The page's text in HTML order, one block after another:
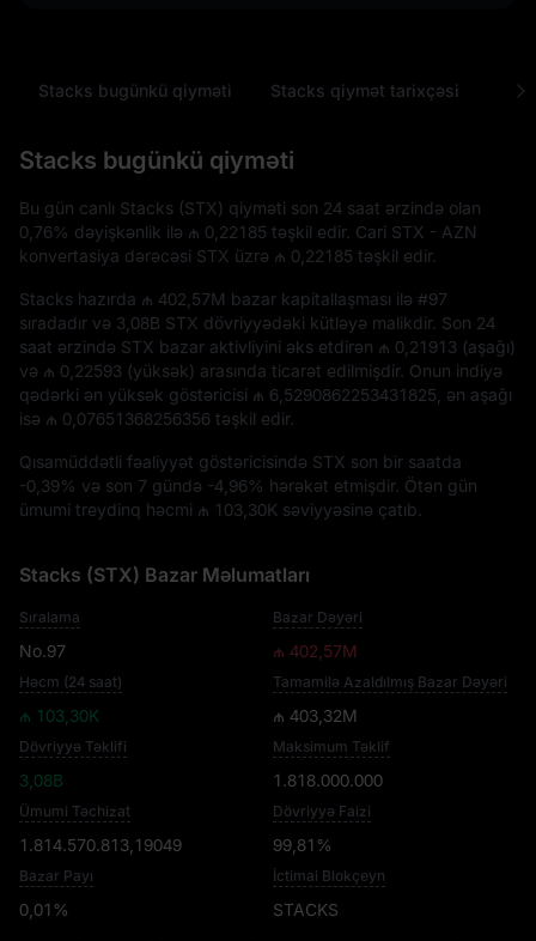
Stacks bugünkü qiyməti Stacks qiymət tarixçəsi
Stacks bugünkü qiyməti
Bu gün canlı Stacks (STX) qiyməti son 24 saat ərzində olan
0,76% dəyişkənlik ilə ₼ 0,22185 təşkil edir. Cari STX - AZN
konvertasiya dərəcəsi STX üzrə ₼ 0,22185 təşkil edir.
Stacks hazırda ₼ 402,57M bazar kapitallaşması ilə #97
sıradadır və 3,08B STX dövriyyədəki kütləyə malikdir. Son 24
saat ərzində STX bazar aktivliyini əks etdirən ₼ 0,21913 (aşağı)
və ₼ 0,22593 (yüksək) arasında ticarət edilmişdir. Onun indiyə
qədərki ən yüksək göstəricisi ₼ 6,5290862253431825 , ən aşağı
isə ₼ 0,07651368256356 təşkil edir.
Qısamüddətli fəaliyyət göstəricisində STX son bir saatda
-0,39% və son 7 gündə -4,96% hərəkət etmişdir. Ötən gün
ümumi treydinq həcmi ₼ 103,30K səviyyəsinə çatıb.
Stacks (STX) Bazar Məlumatları
Sıralama
No.97
Bazar Dəyəri
₼ 402,57M
Həcm (24 saat)
₼ 103,30K
Tamamilə Azaldılmış Bazar Dəyəri
₼ 403,32M
Dövriyyə Təklifi
3,08B
Maksimum Təklif
1.818.000.000
Ümumi Təchizat
1.814.570.813,19049
Dövriyyə Faizi
99,81%
Bazar Payı
0,01%
İctimai Blokçeyn
STACKS